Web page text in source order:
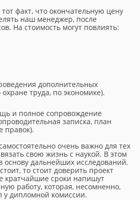
факт, что окончательную цену
наш менеджер, после
На стоимость могут повлиять:
дополнительных
труда, по экономике).
и полное сопровождение
записка, план
правок).
очень важно для тех
свою жизнь с наукой. В этом
основу дальнейших исследований.
то стоит доверить проект
кратчайшие сроки напишут
работу, которая, несомненно,
у дипломной комиссии.